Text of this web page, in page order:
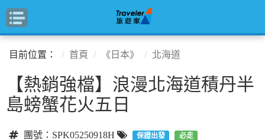
目前位置： 首頁 《日本》 北海道
【熱銷強檔】浪漫北海道積丹半
島螃蟹花火五日
團號：SPK05250918H 保證出發 必走